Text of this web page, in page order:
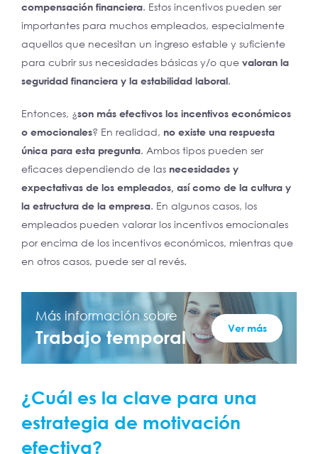
compensación financiera. Estos incentivos pueden ser
importantes para muchos empleados, especialmente
aquellos que necesitan un ingreso estable y suficiente
para cubrir sus necesidades básicas y/o que valoran la
seguridad financiera y la estabilidad laboral.
Entonces, ¿son más efectivos los incentivos económicos
o emocionales? En realidad, no existe una respuesta
única para esta pregunta. Ambos tipos pueden ser
eficaces dependiendo de las necesidades y
expectativas de los empleados, así como de la cultura y
la estructura de la empresa. En algunos casos, los
empleados pueden valorar los incentivos emocionales
por encima de los incentivos económicos, mientras que
en otros casos, puede ser al revés.
Más información sobre
Trabajo temporal Ver más
¿Cuál es la clave para una
estrategia de motivación
efectiva?